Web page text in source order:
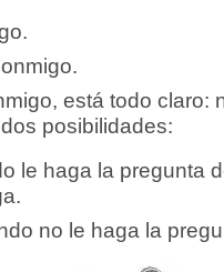
está todo claro:
posibilidades:
le haga la pregunta
no le haga la